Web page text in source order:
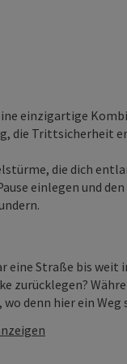
einzigartige
die Trittsicherheit
die dich
einlegen und
Straße bis weit
zurücklegen?
denn hier ein Weg